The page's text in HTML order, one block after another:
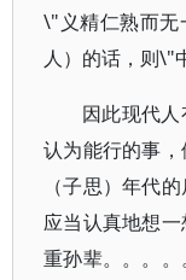
\"义精仁熟而无
人）的话，则\"
因此现代
认为能行的事
（子思）年代
应当认真地想一
重孙辈。。。